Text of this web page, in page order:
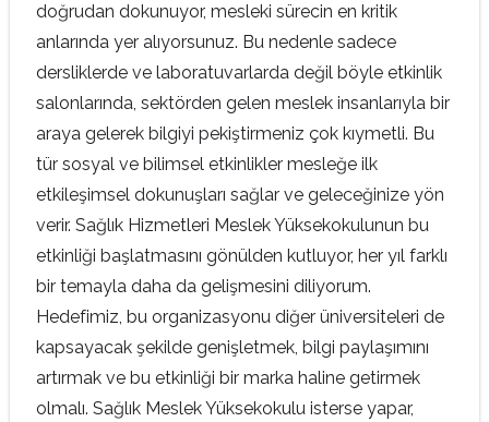
doğrudan dokunuyor, mesleki sürecin en kritik
anlarında yer alıyorsunuz. Bu nedenle sadece
dersliklerde ve laboratuvarlarda değil böyle etkinlik
salonlarında, sektörden gelen meslek insanlarıyla bir
araya gelerek bilgiyi pekiştirmeniz çok kıymetli. Bu
tür sosyal ve bilimsel etkinlikler mesleğe ilk
etkileşimsel dokunuşları sağlar ve geleceğinize yön
verir. Sağlık Hizmetleri Meslek Yüksekokulunun bu
etkinliği başlatmasını gönülden kutluyor, her yıl farklı
bir temayla daha da gelişmesini diliyorum.
Hedefimiz, bu organizasyonu diğer üniversiteleri de
kapsayacak şekilde genişletmek, bilgi paylaşımını
artırmak ve bu etkinliği bir marka haline getirmek
olmalı. Sağlık Meslek Yüksekokulu isterse yapar,